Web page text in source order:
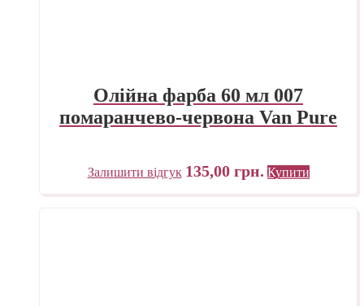
Олійна фарба 60 мл 007
помаранчево-червона Van Pure
Залишити відгук 135,00 грн. Купити